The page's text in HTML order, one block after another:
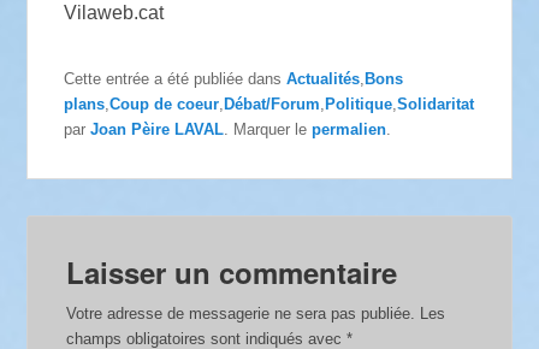
Vilaweb.cat
Cette entrée a été publiée dansActualités Bons
plans ,Coup de coeur Débat/Forum Politique ,Solidaritat
parJoan Pèire LAVAL . Marquer lepermalien
Laisser un commentaire
Votre adresse de messagerie ne sera pas publiée.
Les
champs obligatoires sont indiqués avec*